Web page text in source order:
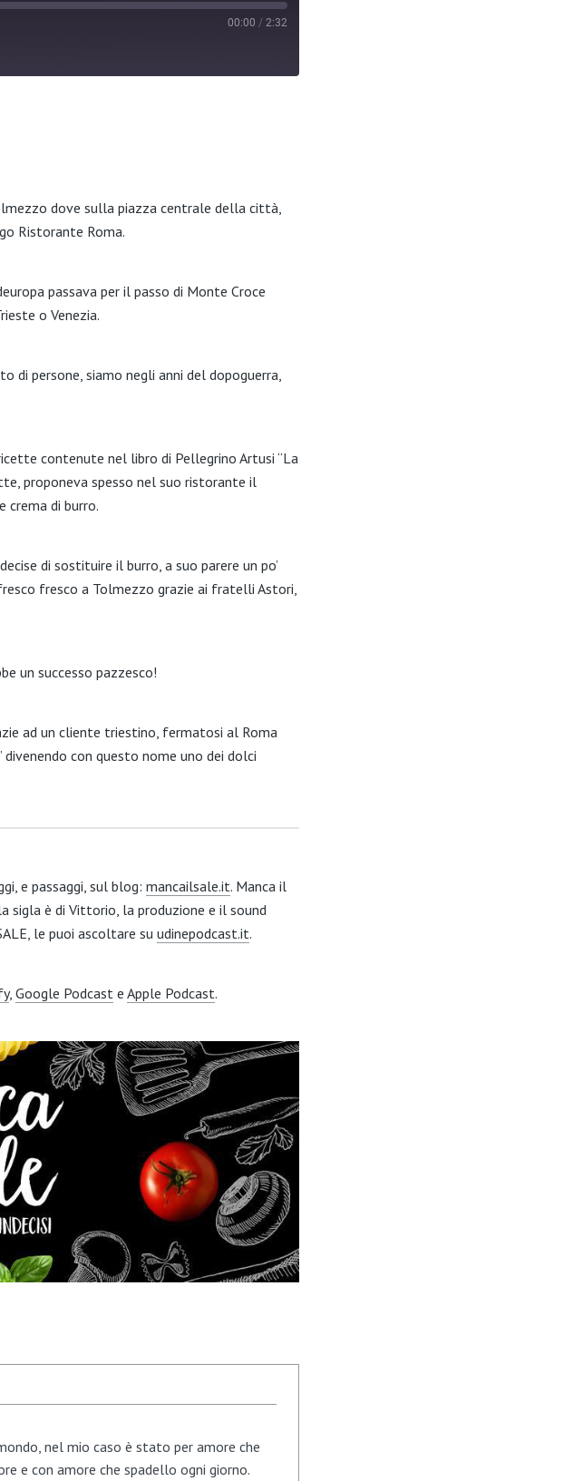
00:00 / 2:32
dove sulla piazza centrale della città,
Ristorante Roma.
passava per il passo di Monte Croce
o Venezia.
di persone, siamo negli anni del dopoguerra,
contenute nel libro di Pellegrino Artusi “La
proponeva spesso nel suo ristorante il
crema di burro.
di sostituire il burro, a suo parere un po’
fresco a Tolmezzo grazie ai fratelli Astori,
un successo pazzesco!
ad un cliente triestino, fermatosi al Roma
con questo nome uno dei dolci
e passaggi, sul blog: mancailsale.it. Manca il
sigla è di Vittorio, la produzione e il sound
le puoi ascoltare su udinepodcast.it.
, Google Podcast e Apple Podcast.
nel mio caso è stato per amore che
e con amore che spadello ogni giorno.